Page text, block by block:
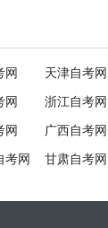
网 天津自考网
网 浙江自考网
网 广西自考网
考网 甘肃自考网